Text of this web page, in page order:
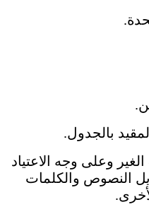
بالجدول.
وعلى وجه الاعتياد
النصوص والكلمات